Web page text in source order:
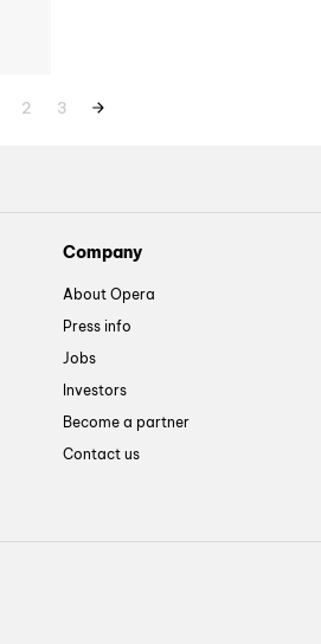
2 3
Company
About Opera
Press info
Jobs
Investors
Become a partner
Contact us